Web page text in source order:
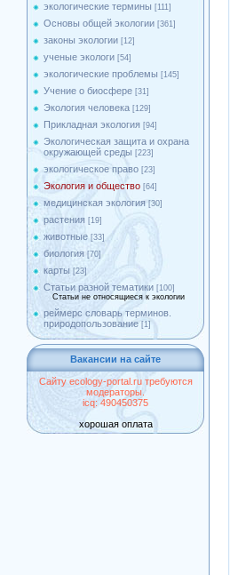
экологические термины [111]
Основы общей экологии [361]
законы экологии [12]
ученые экологи [54]
экологические проблемы [145]
Учение о биосфере [31]
Экология человека [129]
Прикладная экология [94]
Экологическая защита и охрана
окружающей среды [223]
экологическое право [23]
Экология и общество [64]
медицинская экология [30]
растения [19]
животные [33]
биология [70]
карты [23]
Статьи разной тематики [100]
Статьи не относящиеся к экологии
реймерс словарь терминов.
природопользование [1]
Вакансии на сайте
Сайту ecology-portal.ru требуются
модераторы.
icq: 490450375
хорошая оплата